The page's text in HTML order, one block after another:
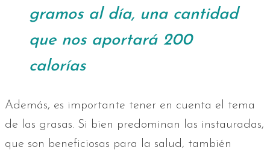
gramos al día, una cantidad
que nos aportará 200
calorías
Además, es importante tener en cuenta el tema
de las grasas. Si bien predominan las instauradas,
que son beneficiosas para la salud, también